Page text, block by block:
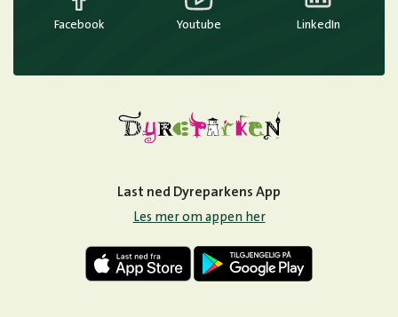
Facebook Youtube LinkedIn
Last ned Dyreparkens App
Les mer om appen her